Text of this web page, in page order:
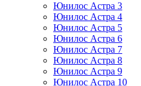
Юнилос Астра 3
Юнилос Астра 4
Юнилос Астра 5
Юнилос Астра 6
Юнилос Астра 7
Юнилос Астра 8
Юнилос Астра 9
Юнилос Астра 10